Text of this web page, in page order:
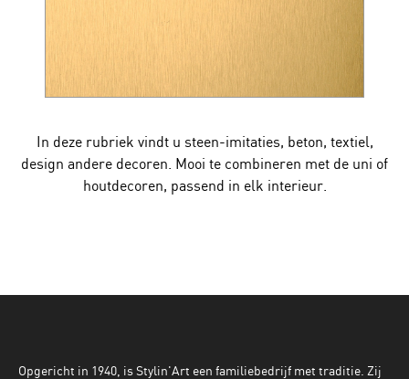
In deze rubriek vindt u steen-imitaties, beton, textiel,
design andere decoren. Mooi te combineren met de uni of
houtdecoren, passend in elk interieur.
Opgericht in 1940, is Stylin'Art een familiebedrijf met traditie. Zij